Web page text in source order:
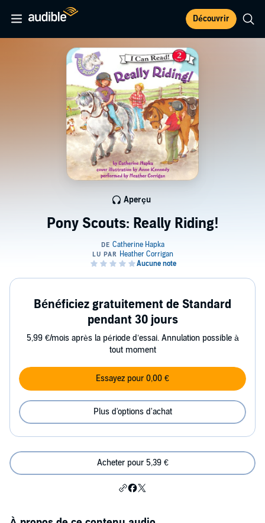
Découvrir
Pony Scouts: Really Riding!
Aperçu
Bénéficiez gratuitement de Standard
pendant 30 jours
5,99 €/mois après la période d’essai. Annulation possible à
tout moment
Essayez pour 0,00 €
Plus d'options d'achat
Acheter pour 5,39 €